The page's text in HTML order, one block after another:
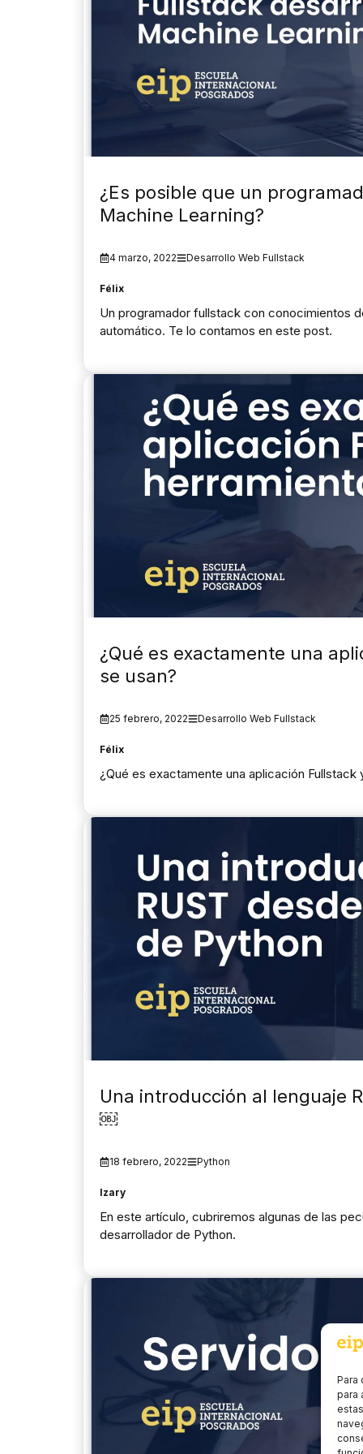
Para
para
¿Es posible que un
Machine Learning?
4 marzo, 2022 Desarrollo Web Fullstack
Félix
Un programador fullstack con conocimientos
automático. Te lo contamos en este post.
¿Qué es exactamente una
se usan?
25 febrero, 2022 Desarrollo Web Fullstack
Félix
¿Qué es exactamente una aplicación
Una introducción al lenguaje
￼
18 febrero, 2022 Python
Izary
En este artículo, cubriremos algunas de las
desarrollador de Python.